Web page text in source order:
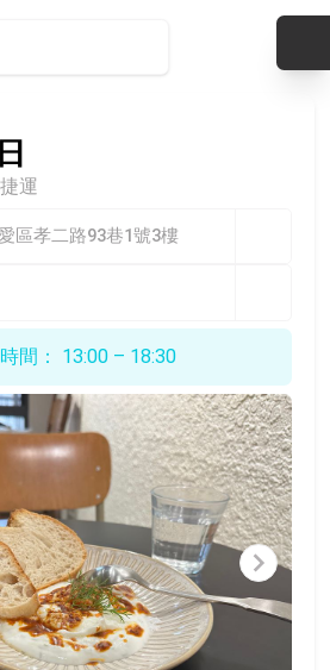
運
區孝二路93巷1號3樓
間： 13:00 – 18:30